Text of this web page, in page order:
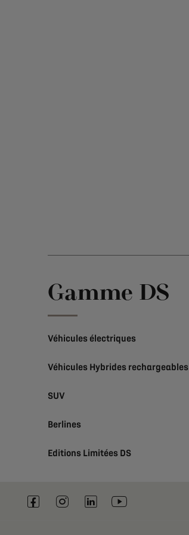
Gamme DS
Véhicules électriques
Véhicules Hybrides rechargeables
SUV
Berlines
Editions Limitées DS